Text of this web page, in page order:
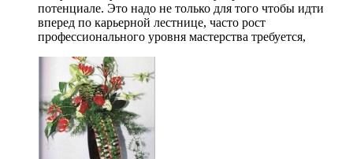
потенциале. Это надо не только для того чтобы идти
вперед по карьерной лестнице, часто рост
профессионального уровня мастерства требуется,